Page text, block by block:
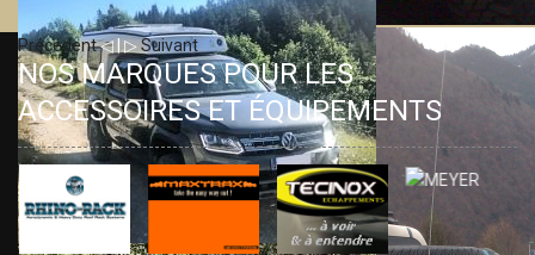
Précédent◁ | ▷Suivant
NOS MARQUES POUR LES
ACCESSOIRES ET ÉQUIPEMENTS